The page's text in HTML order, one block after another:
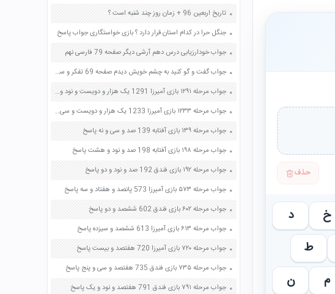
حذف
خ
د
ط
م
ن
تاریخ اربعین 96 + زمان روز چند شنبه است ؟
جنگل حرا در کدام استان قرار دارد ؟ بازی خواستگاری جواب پاسخ
جواب خودارزیابی درس دهم آرشی دیگر صفحه 79 فارسی نهم
جواب گفت و گو کنید به چشم خویش دیدم صفحه 69 تفکر و سبک زندگی هشتم
جواب مرحله ۱۲۹۱ بازی آمیرزا 1291 یک هزار و دویست و نود و یک پاسخ
جواب مرحله ۱۲۳۳ بازی آمیرزا 1233 یک هزار و دویست و سی و سه پاسخ
جواب مرحله ۱۳۹ بازی آفتابه 139 صد و سی و نه پاسخ
جواب مرحله ۱۹۸ بازی آفتابه 198 صد و نود و هشت پاسخ
جواب مرحله ۱۹۲ بازی فندق 192 صد و نود و دو پاسخ
جواب مرحله ۵۷۳ بازی آمیرزا 573 پانصد و هفتاد و سه پاسخ
جواب مرحله ۶۰۲ بازی فندق 602 ششصد و دو پاسخ
جواب مرحله ۶۱۳ بازی آمیرزا 613 ششصد و سیزده پاسخ
جواب مرحله ۷۲۰ بازی آمیرزا 720 هفتصد و بیست پاسخ
جواب مرحله ۷۳۵ بازی فندق 735 هفتصد و سی و پنج پاسخ
جواب مرحله ۷۹۱ بازی فندق 791 هفتصد و نود و یک پاسخ